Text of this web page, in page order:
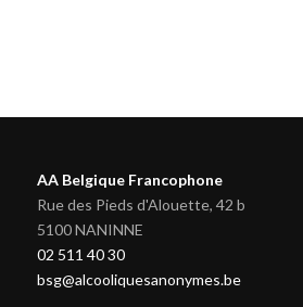
AA Belgique Francophone
Rue des Pieds d'Alouette, 42 b
5100 NANINNE
02 511 40 30
bsg@alcooliquesanonymes.be